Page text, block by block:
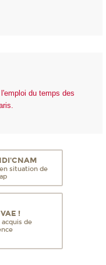
du temps des
situation de
!
de